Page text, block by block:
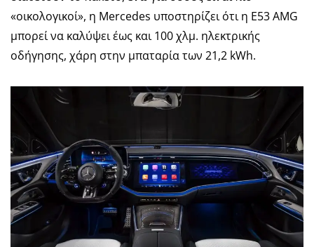
«οικολογικοί», η Mercedes υποστηρίζει ότι η Ε53 AMG
μπορεί να καλύψει έως και 100 χλμ. ηλεκτρικής
οδήγησης, χάρη στην μπαταρία των 21,2 kWh.